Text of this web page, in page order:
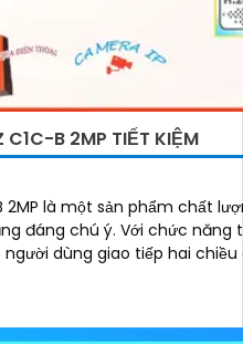
C1C-B 2MP TIẾT KIỆM
2MP là một sản phẩm chất
chức năng thu âm
dùng giao tiếp hai chiều